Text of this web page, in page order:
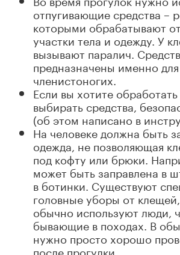
отпугивающие средства –
которыми обрабатывают
участки тела и одежду. У
вызывают паралич.
предназначены именно
членистоногих.
Если вы хотите
выбирать средства,
(об этом написано в
На человеке должна быть
одежда, не позволяющая
под кофту или брюки.
может быть заправлена в
в ботинки. Существуют
головные уборы от
обычно используют люди,
бывающие в походах. В
нужно просто хорошо
после прогулки.